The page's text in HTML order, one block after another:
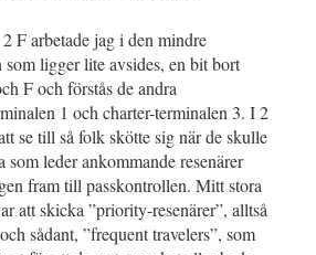
F arbetade jag i den mindre
ligger lite avsides, en bit bort
F och förstås de andra
1 och charter-terminalen 3. I 2
se till så folk skötte sig när de skulle
som leder ankommande resenärer
fram till passkontrollen. Mitt stora
att skicka ”priority-resenärer”, alltså
sådant, ”frequent travelers”, som